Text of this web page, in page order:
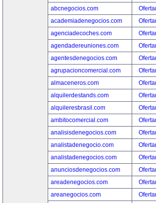
abcnegocios.com
academiadenegocios.com
agenciadecoches.com
agendadereuniones.com
agentesdenegocios.com
agrupacioncomercial.com
almaceneros.com
alquilerdestands.com
alquileresbrasil.com
ambitocomercial.com
analisisdenegocios.com
analistadenegocio.com
analistadenegocios.com
anunciosdenegocios.com
areadenegocios.com
areanegocios.com